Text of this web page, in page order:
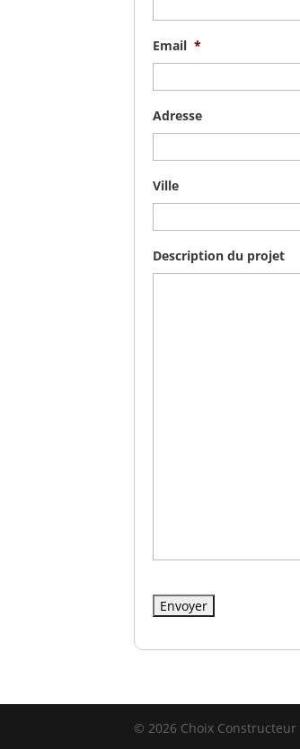
Email *
Adresse
Ville
Description du projet
© 2026 Choix Constructeur